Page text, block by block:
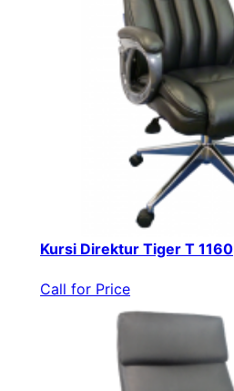
Kursi Direktur Tiger T 1160
Call for Price